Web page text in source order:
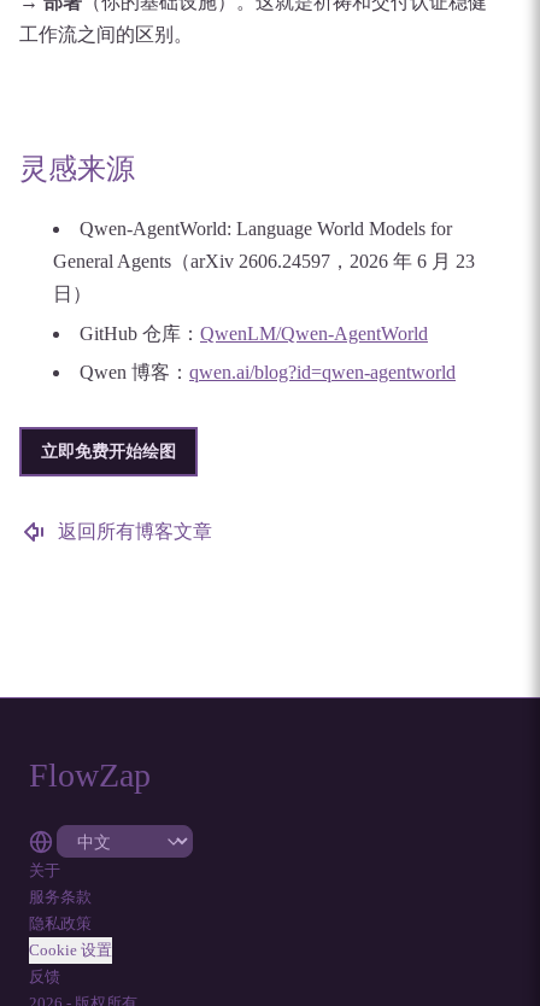
工作流之间的区别。
灵感来源
Qwen-AgentWorld: Language World Models for
General Agents（arXiv 2606.24597，2026 年 6 月 23
日）
GitHub 仓库： QwenLM/Qwen-AgentWorld
Qwen 博客： qwen.ai/blog?id=qwen-agentworld
立即免费开始绘图
返回所有博客文章
FlowZap
关于
服务条款
隐私政策
Cookie 设置
反馈